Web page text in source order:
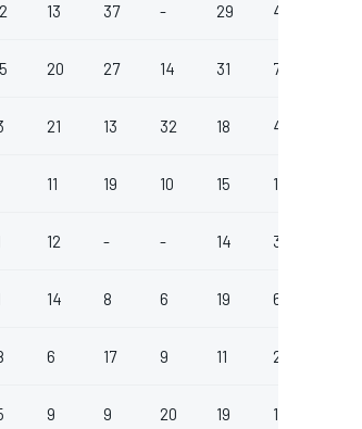
13 37 - 29 4
20 27 14 31 7
21 13 32 18 4
11 19 10 15 13
12 - - 14 37
14 8 6 19 6
6 17 9 11 29
9 9 20 19 17